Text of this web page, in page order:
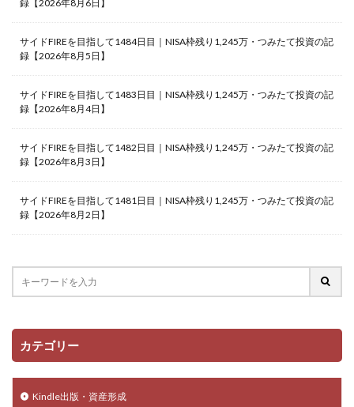
録【2026年8月6日】
サイドFIREを目指して1484日目｜NISA枠残り1,245万・つみたて投資の記
録【2026年8月5日】
サイドFIREを目指して1483日目｜NISA枠残り1,245万・つみたて投資の記
録【2026年8月4日】
サイドFIREを目指して1482日目｜NISA枠残り1,245万・つみたて投資の記
録【2026年8月3日】
サイドFIREを目指して1481日目｜NISA枠残り1,245万・つみたて投資の記
録【2026年8月2日】
カテゴリー
Kindle出版・資産形成